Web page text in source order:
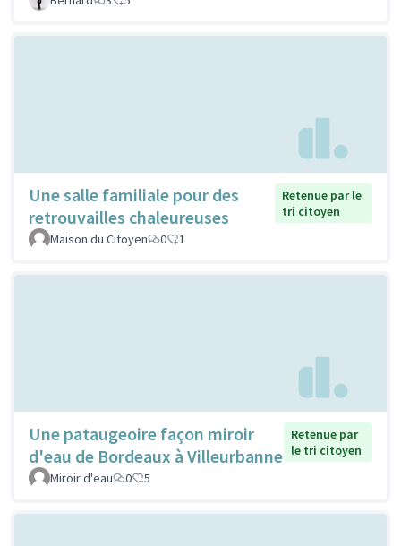
Une salle familiale pour des
retrouvailles chaleureuses
Retenue par le
tri citoyen
Maison du Citoyen
0 1
Une pataugeoire façon miroir
d'eau de Bordeaux à Villeurbanne
Retenue par
le tri citoyen
Miroir d'eau
0 5